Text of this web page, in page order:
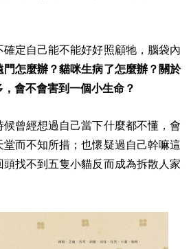
定自己能不能好好照顧牠，腦袋內
門怎麼辦？貓咪生病了怎麼辦？關於
會不會害到一個小生命？
曾經想過自己當下什麼都不懂，會
而不知所措；也懷疑過自己幹嘛這
找不到五隻小貓反而成為拆散人家